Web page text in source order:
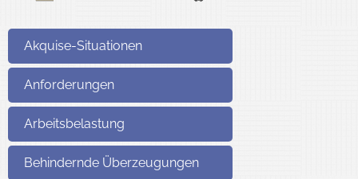
in Berlin
Akquise-Situationen
Anforderungen
Arbeitsbelastung
Behindernde Überzeugungen